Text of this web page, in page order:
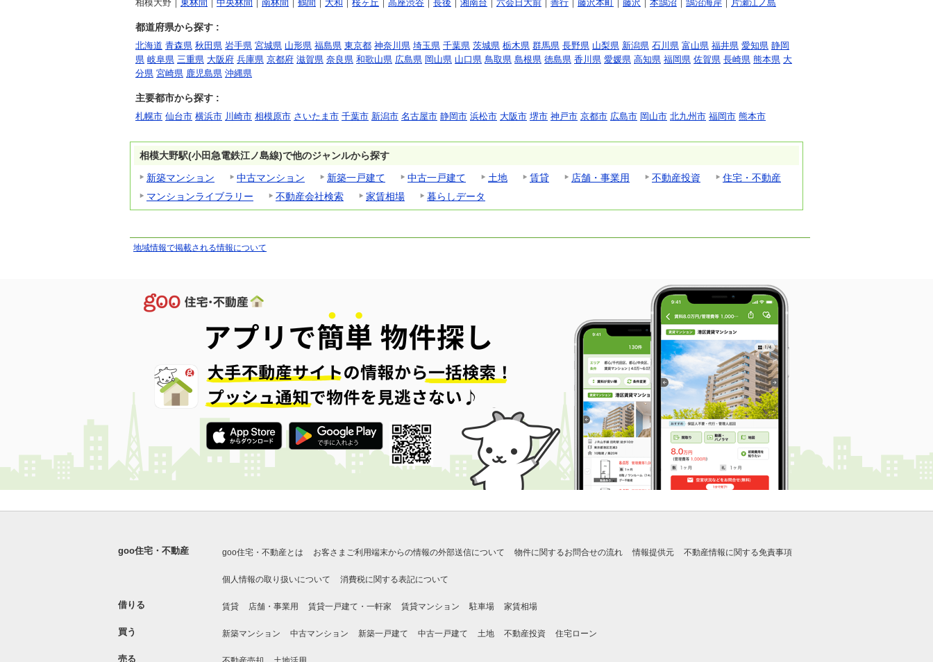
相模大野｜ 東林間 ｜ 中央林間 ｜ 南林間 ｜ 鶴間 ｜ 大和 ｜ 桜ヶ丘 ｜ 高座渋谷 ｜ 長後 ｜ 湘南台 ｜ 六会日大前 ｜ 善行 ｜ 藤沢本町 ｜ 藤沢 ｜ 本鵠沼 ｜ 鵠沼海岸 ｜ 片瀬江ノ島
都道府県から探す :
北海道 青森県 秋田県 岩手県 宮城県 山形県 福島県 東京都 神奈川県 埼玉県 千葉県 茨城県 栃木県 群馬県 長野県 山梨県 新潟県 石川県 富山県 福井県 愛知県 静岡
県 岐阜県 三重県 大阪府 兵庫県 京都府 滋賀県 奈良県 和歌山県 広島県 岡山県 山口県 鳥取県 島根県 徳島県 香川県 愛媛県 高知県 福岡県 佐賀県 長崎県 熊本県 大
分県 宮崎県 鹿児島県 沖縄県
主要都市から探す :
札幌市 仙台市 横浜市 川崎市 相模原市 さいたま市 千葉市 新潟市 名古屋市 静岡市 浜松市 大阪市 堺市 神戸市 京都市 広島市 岡山市 北九州市 福岡市 熊本市
相模大野駅(小田急電鉄江ノ島線)で他のジャンルから探す
新築マンション
中古マンション 新築一戸建て 中古一戸建て 土地 賃貸 店舗・事業用 不動産投資
住宅・不動産
マンションライブラリー
不動産会社検索 家賃相場 暮らしデータ
地域情報で掲載される情報について
goo住宅・不動産 goo住宅・不動産とは お客さまご利用端末からの情報の外部送信について 物件に関するお問合せの流れ 情報提供元 不動産情報に関する免責事項
個人情報の取り扱いについて 消費税に関する表記について
借りる 賃貸 店舗・事業用 賃貸一戸建て・一軒家 賃貸マンション 駐車場 家賃相場
買う 新築マンション 中古マンション 新築一戸建て 中古一戸建て 土地 不動産投資 住宅ローン
売る